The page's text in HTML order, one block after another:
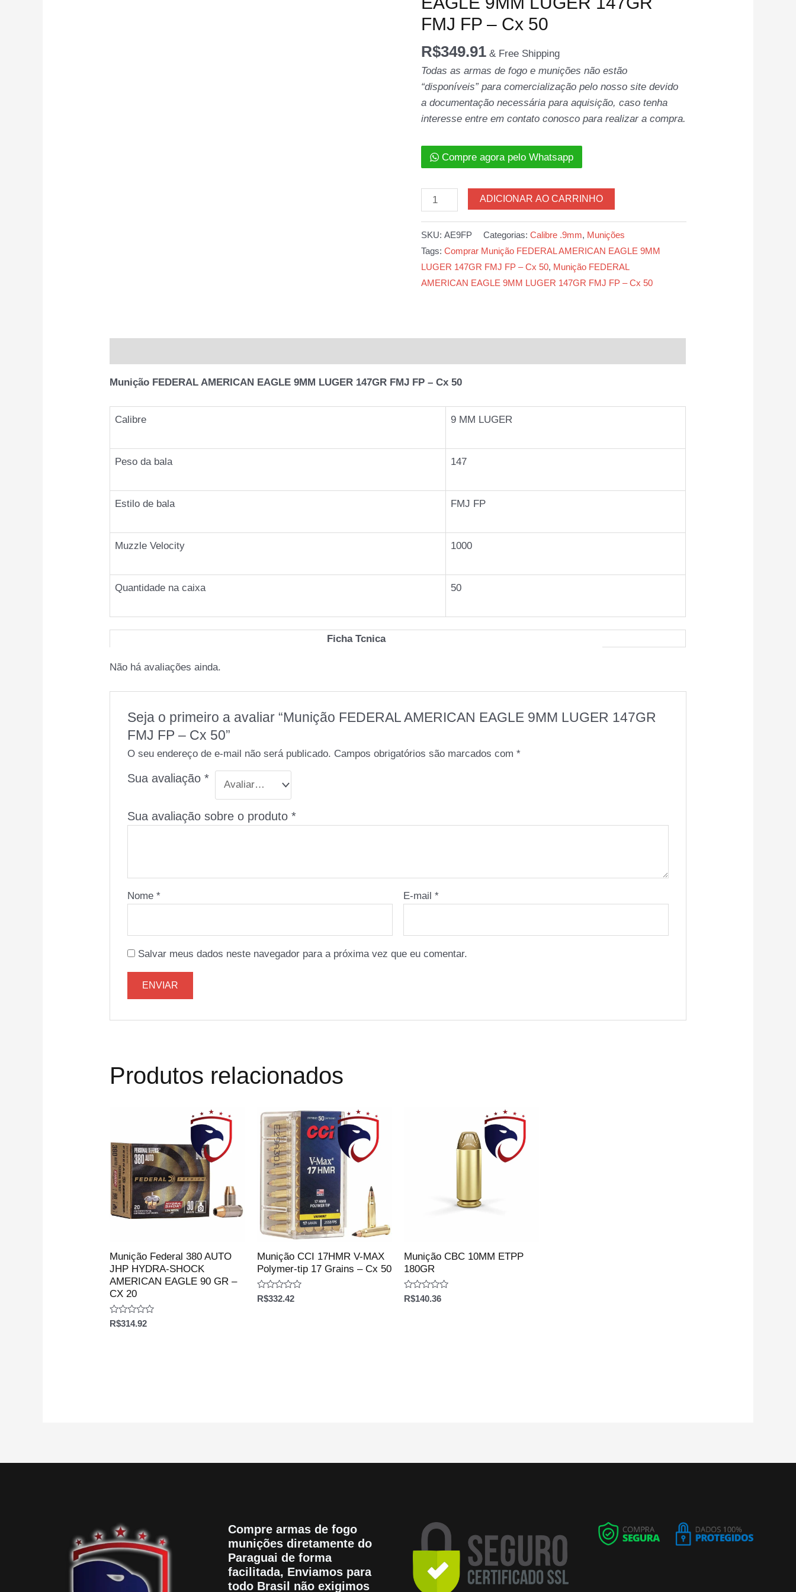
FMJ FP – Cx 50
R$349.91 & Free Shipping
Todas as armas de fogo e munições não estão
“disponíveis” para comercialização pelo nosso site devido
a documentação necessária para aquisição, caso tenha
interesse entre em contato conosco para realizar a compra.
Compre agora pelo Whatsapp
Munição
FEDERAL
9MM
–
quantidade
ADICIONAR AO CARRINHO
SKU: AE9FP Categorias: Calibre .9mm, Munições
Tags: Comprar Munição FEDERAL AMERICAN EAGLE 9MM
LUGER 147GR FMJ FP – Cx 50, Munição FEDERAL
AMERICAN EAGLE 9MM LUGER 147GR FMJ FP – Cx 50
Munição FEDERAL AMERICAN EAGLE 9MM LUGER 147GR FMJ FP – Cx 50
Calibre 9 MM LUGER
Peso da bala 147
Estilo de bala FMJ FP
Muzzle Velocity 1000
Quantidade na caixa 50
Ficha Tcnica
Não há avaliações ainda.
Seja o primeiro a avaliar “Munição FEDERAL AMERICAN EAGLE 9MM LUGER 147GR
FMJ FP – Cx 50”
O seu endereço de e-mail não será publicado. Campos obrigatórios são marcados com *
Sua avaliação *
Sua avaliação sobre o produto *
Nome * E-mail*
Salvar meus dados neste navegador para a próxima vez que eu comentar.
Produtos relacionados
Munição Federal 380 AUTO
JHP HYDRA-SHOCK
AMERICAN EAGLE 90 GR –
CX 20
Avaliação
R$314.92
Munição CCI 17HMR V-MAX
Polymer-tip 17 Grains – Cx 50
Avaliação
R$332.42
Munição CBC 10MM ETPP
180GR
Avaliação
R$140.36
Compre armas de fogo
munições diretamente do
Paraguai de forma
facilitada, Enviamos para
todo Brasil não exigimos